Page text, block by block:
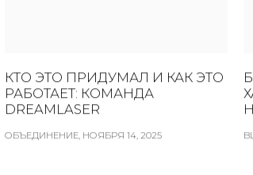
КТО ЭТО ПРИДУМАЛ И КАК ЭТО
РАБОТАЕТ: КОМАНДА
DREAMLASER
ОБЪЕДИНЕНИЕ, НОЯБРЯ 14, 2025